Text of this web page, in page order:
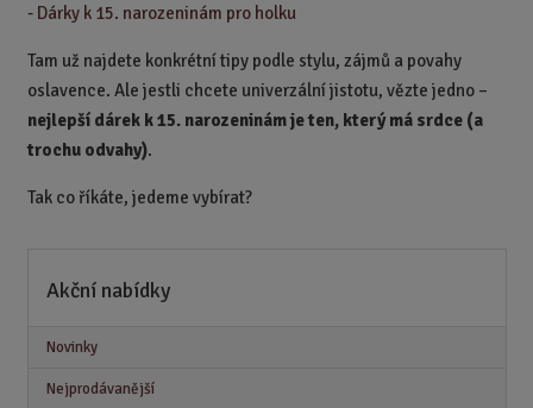
- Dárky k 15. narozeninám pro holku
Tam už najdete konkrétní tipy podle stylu, zájmů a povahy
oslavence. Ale jestli chcete univerzální jistotu, vězte jedno –
nejlepší dárek k 15. narozeninám je ten, který má srdce (a
trochu odvahy).
Tak co říkáte, jedeme vybírat?
Akční nabídky
Novinky
Nejprodávanější